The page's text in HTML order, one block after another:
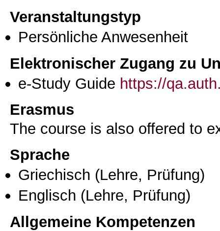
Veranstaltungstyp
Persönliche Anwesenheit
Elektronischer Zugang zu
e-Study Guide https://
Erasmus
The course is also offered to
Sprache
Griechisch (Lehre, Prüfung)
Englisch (Lehre, Prüfung)
Allgemeine Kompetenzen